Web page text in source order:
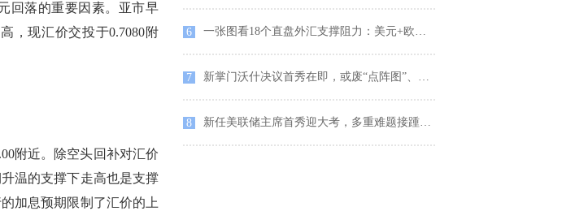
回落的重要因素。亚市早
，现汇价交投于0.7080附
附近。除空头回补对汇价
温的支撑下走高也是支撑
加息预期限制了汇价的上
6 一张图看18个直盘外汇支撑阻力：美元+欧系日系+商品货币+新兴货币(2026年6月15日)
7 新掌门沃什决议首秀在即，或废“点阵图”、砍发布会，市场将迎来“猜心”时代？
8 新任美联储主席首秀迎大考，多重难题接踵而至